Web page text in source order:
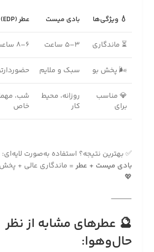
💧 ویژگی‌ها بادی میست عطر (EDP)
⏳ ماندگاری ۳–۵ ساعت ۶–۸ ساعت یا بیشتر
🌬 پخش بو سبک و ملایم
💎 مناسب
برای
روزانه، محیط
کار
شب،
خاص
✅ بهترین نتیجه؟ استفاده به‌صورت لایه‌ای:
بادی میست + عطر = ماندگاری عالی + پخش
💖
⸻
🔮 عطرهای مشابه از نظر
حال‌وهوا: